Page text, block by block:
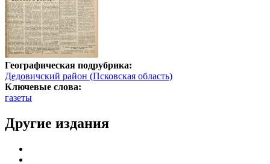
Географическая подрубрика:
Дедовичский район (Псковская область)
Ключевые слова:
газеты
Другие издания